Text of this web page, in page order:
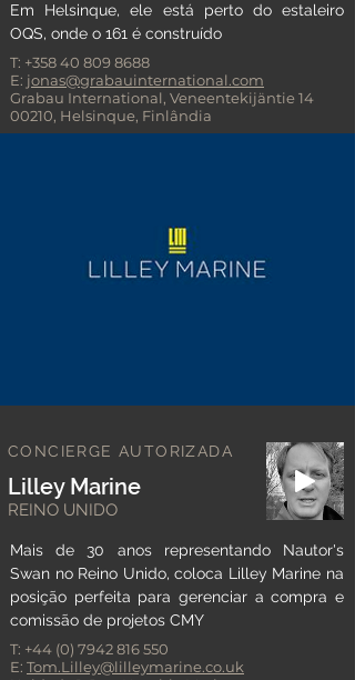
Em Helsinque, ele está perto do estaleiro
OQS, onde o 161 é construído
T: +358 40 809 8688
E: jonas@grabauinternational.com
Grabau International, Veneentekijäntie14
00210, Helsinque, Finlândia
CONCIERGE AUTORIZADA
Lilley Marine
REINO UNIDO
Mais de 30 anos representando Nautor's
Swan no Reino Unido, coloca Lilley Marine na
posição perfeita para gerenciar a compra e
comissão de projetos CMY
T: +44 (0) 7942 816 550
E: Tom.Lilley@lilleymarine.co.uk